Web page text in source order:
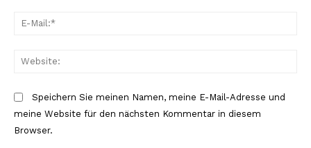
r
:
Speichern Sie meinen Namen, meine E-Mail-Adresse und
meine Website für den nächsten Kommentar in diesem
Browser.